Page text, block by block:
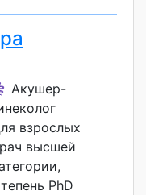
Акушер-
взрослых
высшей
PhD